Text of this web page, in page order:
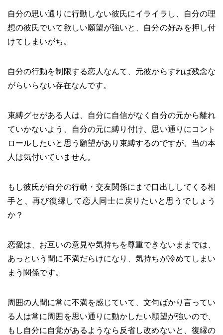
自分の思い通りに行動しない彼氏にイライラし、自分の理
想の彼氏でいて欲しい願望が強いと、自分の好みを押し付
けてしまいがち。
自分の行動を制限する恋人なんて、元彼からすれば残念な
がらいらない存在なんです。
束縛グセがある人は、自分に自信がなく自分の元から離れ
ていかないよう、自分の元に縛り付け、思い通りにコント
ロールしたいと思う願望があり束縛するのですが、当の本
人は気付いていません。
もし彼氏が自分の行動・交友関係にまで口出ししてくる相
手と、再び復縁して恋人同士に戻りたいと思うでしょう
か？
恋愛は、お互いの意見や気持ちを尊重できないままでは、
あっという間に不満だらけになり、気持ちが冷めてしまい
まう関係です。
周囲の人間に常に不満を感じていて、文句ばかり言ってい
る人は常に周囲を思い通りに動かしたい願望が強いので、
もし自分に自覚があるようなら反省し改めないと、復縁の